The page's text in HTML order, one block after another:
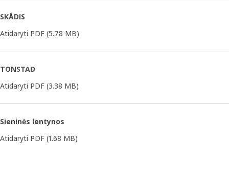
SKÅDIS
Atidaryti PDF (5.78 MB)
TONSTAD
Atidaryti PDF (3.38 MB)
Sieninės lentynos
Atidaryti PDF (1.68 MB)